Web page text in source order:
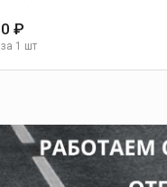
0 ₽
за 1 шт